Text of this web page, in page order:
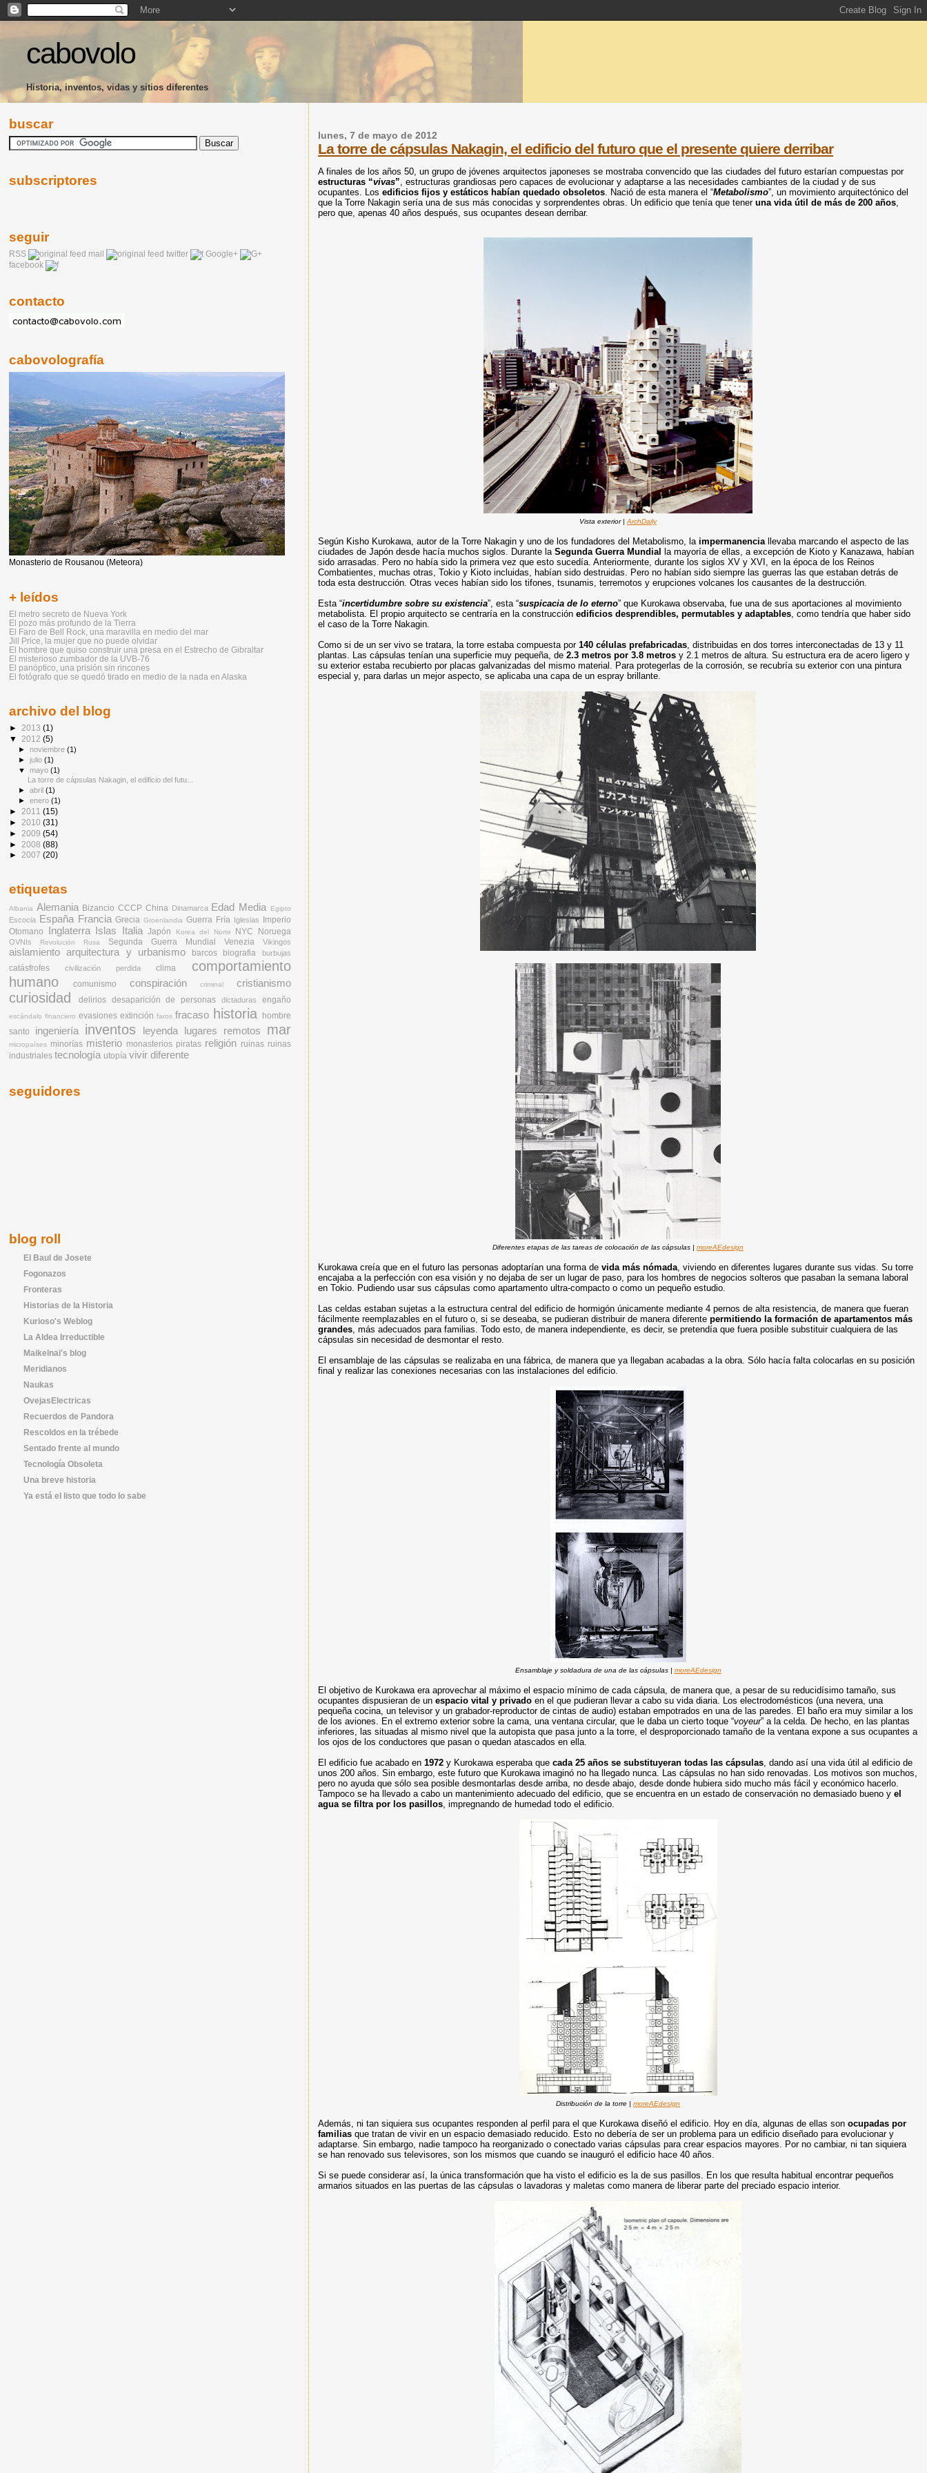
cabovolo
Historia, inventos, vidas y sitios diferentes
lunes, 7 de mayo de 2012
La torre de cápsulas Nakagin, el edificio del futuro que el presente quiere derribar
A finales de los años 50, un grupo de jóvenes arquitectos japoneses se mostraba convencido que las ciudades del futuro estarían compuestas por
estructuras “vivas”, estructuras grandiosas pero capaces de evolucionar y adaptarse a las necesidades cambiantes de la ciudad y de sus
ocupantes. Losedificios fijos y estáticos habían quedado obsoletos. Nació de esta manera el “Metabolismo”, un movimiento arquitectónico del
que la Torre Nakagin sería una de sus más conocidas y sorprendentes obras. Un edificio que tenía que teneruna vida útil de más de 200 años,
pero que, apenas 40 años después, sus ocupantes desean derribar.
Vista exterior |ArchDaily
Según Kisho Kurokawa, autor de la Torre Nakagin y uno de los fundadores del Metabolismo, laimpermanencia llevaba marcando el aspecto de las
ciudades de Japón desde hacía muchos siglos. Durante laSegunda Guerra Mundial
la mayoría de ellas, a excepción de Kioto y Kanazawa, habían
sido arrasadas. Pero no había sido la primera vez que esto sucedía. Anteriormente, durante los siglos XV y XVI, en la época de los Reinos
Combatientes, muchas otras, Tokio y Kioto incluidas, habían sido destruidas. Pero no habían sido siempre las guerras las que estaban detrás de
toda esta destrucción. Otras veces habían sido los tifones, tsunamis, terremotos y erupciones volcanes los causantes de la destrucción.
Esta “incertidumbre sobre su existencia”, esta “suspicacia de lo eterno” que Kurokawa observaba, fue una de sus aportaciones al movimiento
metabolista. El propio arquitecto se centraría en la construcciónedificios desprendibles, permutables y adaptables, como tendría que haber sido
el caso de la Torre Nakagin.
Como si de un ser vivo se tratara, la torre estaba compuesta por140 células prefabricadas, distribuidas en dos torres interconectadas de 13 y 11
plantas. Las cápsulas tenían una superficie muy pequeña, de 2.3 metros por 3.8 metros y 2.1 metros de altura. Su estructura era de acero ligero y
su exterior estaba recubierto por placas galvanizadas del mismo material. Para protegerlas de la corrosión, se recubría su exterior con una pintura
especial y, para darlas un mejor aspecto, se aplicaba una capa de un espray brillante.
Diferentes etapas de las tareas de colocación de las cápsulas |moreAEdesign
Kurokawa creía que en el futuro las personas adoptarían una forma de vida más nómada, viviendo en diferentes lugares durante sus vidas. Su torre
encajaba a la perfección con esa visión y no dejaba de ser un lugar de paso, para los hombres de negocios solteros que pasaban la semana laboral
en Tokio. Pudiendo usar sus cápsulas como apartamento ultra-compacto o como un pequeño estudio.
Las celdas estaban sujetas a la estructura central del edificio de hormigón únicamente mediante 4 pernos de alta resistencia, de manera que fueran
fácilmente reemplazables en el futuro o, si se deseaba, se pudieran distribuir de manera diferentepermitiendo la formación de apartamentos más
grandes, más adecuados para familias. Todo esto, de manera independiente, es decir, se pretendía que fuera posible substituir cualquiera de las
cápsulas sin necesidad de desmontar el resto.
El ensamblaje de las cápsulas se realizaba en una fábrica, de manera que ya llegaban acabadas a la obra. Sólo hacía falta colocarlas en su posición
final y realizar las conexiones necesarias con las instalaciones del edificio.
Ensamblaje y soldadura de una de las cápsulas | moreAEdesign
El objetivo de Kurokawa era aprovechar al máximo el espacio mínimo de cada cápsula, de manera que, a pesar de su reducidísimo tamaño, sus
ocupantes dispusieran de unespacio vital y privado en el que pudieran llevar a cabo su vida diaria. Los electrodomésticos (una nevera, una
pequeña cocina, un televisor y un grabador-reproductor de cintas de audio) estaban empotrados en una de las paredes. El baño era muy similar a los
de los aviones. En el extremo exterior sobre la cama, una ventana circular, que le daba un cierto toque “voyeur” a la celda. De hecho, en las plantas
inferiores, las situadas al mismo nivel que la autopista que pasa junto a la torre, el desproporcionado tamaño de la ventana expone a sus ocupantes a
los ojos de los conductores que pasan o quedan atascados en ella.
El edificio fue acabado en1972y Kurokawa esperaba quecada 25 años se substituyeran todas las cápsulas, dando así una vida útil al edificio de
unos 200 años. Sin embargo, este futuro que Kurokawa imaginó no ha llegado nunca. Las cápsulas no han sido renovadas. Los motivos son muchos,
pero no ayuda que sólo sea posible desmontarlas desde arriba, no desde abajo, desde donde hubiera sido mucho más fácil y económico hacerlo.
Tampoco se ha llevado a cabo un mantenimiento adecuado del edificio, que se encuentra en un estado de conservación no demasiado bueno y el
agua se filtra por los pasillos, impregnando de humedad todo el edificio.
Distribución de la torre |moreAEdesign
Además, ni tan siquiera sus ocupantes responden al perfil para el que Kurokawa diseñó el edificio. Hoy en día, algunas de ellas sonocupadas por
familiasque tratan de vivir en un espacio demasiado reducido. Esto no debería de ser un problema para un edificio diseñado para evolucionar y
adaptarse. Sin embargo, nadie tampoco ha reorganizado o conectado varias cápsulas para crear espacios mayores. Por no cambiar, ni tan siquiera
se han renovado sus televisores, son los mismos que cuando se inauguró el edificio hace 40 años.
Si se puede considerar así, la única transformación que ha visto el edificio es la de sus pasillos. En los que resulta habitual encontrar pequeños
armarios situados en las puertas de las cápsulas o lavadoras y maletas como manera de liberar parte del preciado espacio interior.
buscar
subscriptores
seguir
RSS mail twitter
Google+
facebook
contacto
cabovolografía
Monasterio de Rousanou (Meteora)
+ leídos
El metro secreto de Nueva York
El pozo más profundo de la Tierra
El Faro de Bell Rock, una maravilla en medio del mar
Jill Price, la mujer que no puede olvidar
El hombre que quiso construir una presa en el Estrecho de Gibraltar
El misterioso zumbador de la UVB-76
El panóptico, una prisión sin rincones
El fotógrafo que se quedó tirado en medio de la nada en Alaska
archivo del blog
► 2013 (1)
▼ 2012 (5)
► noviembre(1)
►julio(1)
▼ mayo(1)
La torre de cápsulas Nakagin, el edificio del futu...
►abril(1)
►enero(1)
► 2011 (15)
► 2010 (31)
► 2009 (54)
► 2008 (88)
► 2007 (20)
etiquetas
Albania Alemania Bizancio CCCP China Dinamarca Edad Media Egipto
Escocia España Francia Grecia Groenlandia Guerra Fría Iglesias Imperio
Otomano
Inglaterra Islas Italia Japón Korea del Norte NYC Noruega
OVNIs Revolución Rusa Segunda Guerra Mundial Venezia Vikingos
aislamiento arquitectura y urbanismo barcos biografia burbujas
catásfrofes civilización perdida clima
comportamiento
humano
comunismo conspiración criminal cristianismo
curiosidad delirios desaparición de personas dictaduras engaño
escándalo financiero evasiones extinción faros fracaso historia
hombre
santo
ingeniería inventos leyenda lugares remotos mar
micropaíses minorías misterio monasterios piratas religión ruinas ruinas
industriales tecnología utopía vivir diferente
seguidores
blog roll
El Baul de Josete
Fogonazos
Fronteras
Historias de la Historia
Kurioso's Weblog
La Aldea Irreductible
Maikelnai's blog
Meridianos
Naukas
OvejasElectricas
Recuerdos de Pandora
Rescoldos en la trébede
Sentado frente al mundo
Tecnología Obsoleta
Una breve historia
Ya está el listo que todo lo sabe